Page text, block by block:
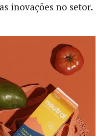
inovações no setor.